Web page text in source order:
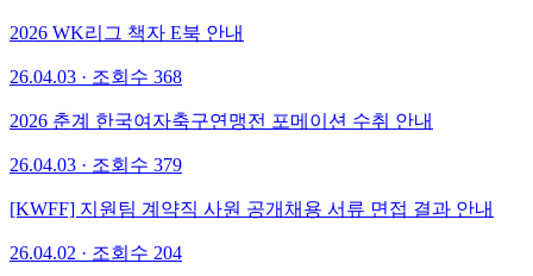
2026 WK리그 책자 E북 안내
26.04.03 · 조회수 368
2026 춘계 한국여자축구연맹전 포메이션 수취 안내
26.04.03 · 조회수 379
[KWFF] 지원팀 계약직 사원 공개채용 서류 면접 결과 안내
26.04.02 · 조회수 204